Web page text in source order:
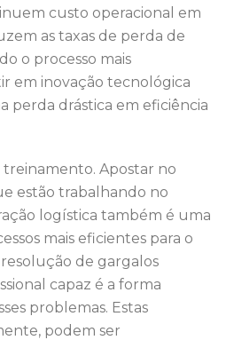
custo operacional em
as taxas de perda de
o processo mais
em inovação tecnológica
perda drástica em eficiência
Apostar no
estão trabalhando no
logística também é uma
mais eficientes para o
de gargalos
capaz é a forma
problemas. Estas
podem ser